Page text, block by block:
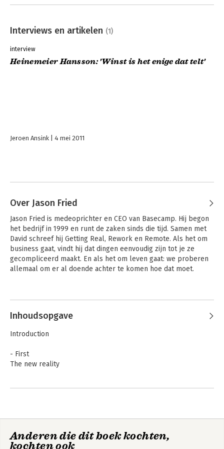
Interviews en artikelen (1)
interview
Heinemeier Hansson: 'Winst is het enige dat telt'
Jeroen Ansink 4 mei 2011
Over Jason Fried
Jason Fried is medeoprichter en CEO van Basecamp. Hij begon
het bedrijf in 1999 en runt de zaken sinds die tijd. Samen met
David schreef hij Getting Real, Rework en Remote. Als het om
business gaat, vindt hij dat dingen eenvoudig zijn tot je ze
gecompliceerd maakt. En als het om leven gaat: we proberen
allemaal om er al doende achter te komen hoe dat moet.
Andere boeken door Jason Fried
hectisch te zijn op
het werk
hectisch te zijn op
het werk
Inhoudsopgave
Introduction
- First
The new reality
Workaholism
Enough with 'entrepreneurs'
Anderen die dit boek kochten,
kochten ook